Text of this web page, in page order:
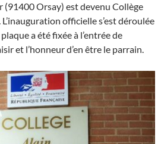
(91400 Orsay) est devenu Collège
L’inauguration officielle s’est déroulée
a été fixée à l’entrée de
et l’honneur d’en être le parrain.